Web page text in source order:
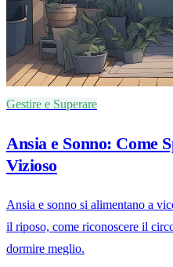
Gestire e Superare
Ansia e Sonno: Come
Vizioso
Ansia e sonno si alimentano a
il riposo, come riconoscere il
dormire meglio.